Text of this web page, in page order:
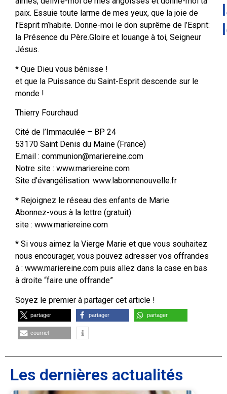
paix. Essuie toute larme de mes yeux, que la joie de
l’Esprit m’habite. Donne-moi le don suprême de l’Esprit:
la Présence du Père.Gloire et louange à toi, Seigneur
Jésus.
* Que Dieu vous bénisse !
et que la Puissance du Saint-Esprit descende sur le
monde !
Thierry Fourchaud
Cité de l’Immaculée – BP 24
53170 Saint Denis du Maine (France)
E.mail : communion@mariereine.com
Notre site : www.mariereine.com
Site d’évangélisation: www.labonnenouvelle.fr
* Rejoignez le réseau des enfants de Marie
Abonnez-vous à la lettre (gratuit) :
site : www.mariereine.com
* Si vous aimez la Vierge Marie et que vous souhaitez
nous encourager, vous pouvez adresser vos offrandes
à : www.mariereine.com puis allez dans la case en bas
à droite “faire une offrande”
Soyez le premier à partager cet article !
partager partager partager
courriel
Les dernières actualités